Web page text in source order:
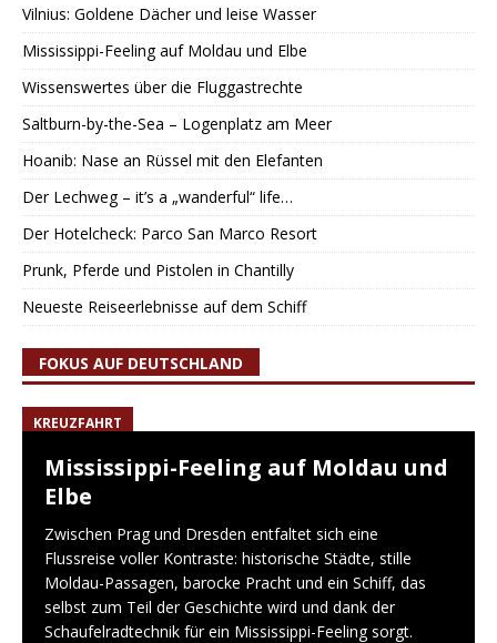
Vilnius: Goldene Dächer und leise Wasser
Mississippi-Feeling auf Moldau und Elbe
Wissenswertes über die Fluggastrechte
Saltburn-by-the-Sea – Logenplatz am Meer
Hoanib: Nase an Rüssel mit den Elefanten
Der Lechweg – it’s a „wanderful“ life…
Der Hotelcheck: Parco San Marco Resort
Prunk, Pferde und Pistolen in Chantilly
Neueste Reiseerlebnisse auf dem Schiff
FOKUS AUF DEUTSCHLAND
KREUZFAHRT
Mississippi-Feeling auf Moldau und
Elbe
Zwischen Prag und Dresden entfaltet sich eine
Flussreise voller Kontraste: historische Städte, stille
Moldau-Passagen, barocke Pracht und ein Schiff, das
selbst zum Teil der Geschichte wird und dank der
Schaufelradtechnik für ein Mississippi-Feeling sorgt.